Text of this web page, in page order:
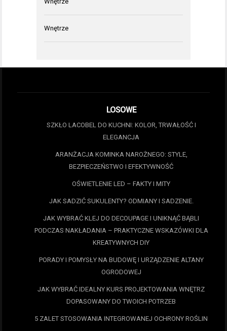
Wnętrze
LOSOWE
SZKŁO LACOBEL DO KUCHNI: KOLOR, TRWAŁOŚĆ I
ELEGANCJA
ARANŻACJA KOMINKA NAROŻNEGO: STYLE,
BEZPIECZEŃSTWO I EFEKTYWNOŚĆ
OŚWIETLENIE LED – FAKTY I MITY
JAK SADZIĆ SUKULENTY? ODMIANY I SADZENIE.
JAK WYBRAĆ KLEJ DO DECOUPAGE I UNIKNĄĆ BĄBLI
PODCZAS NAKŁADANIA – PRAKTYCZNE WSKAZÓWKI DLA
KREATYWNYCH DIY
PORADY I POMYSŁY NA BUDOWĘ I URZĄDZENIE ALTANY
OGRODOWEJ
JAK WYBRAĆ IDEALNY KURS PROJEKTOWANIA WNĘTRZ
DOPASOWANY DO TWOICH POTRZEB
5 ZALET STOSOWANIA INTEGROWANEJ OCHRONY ROŚLIN